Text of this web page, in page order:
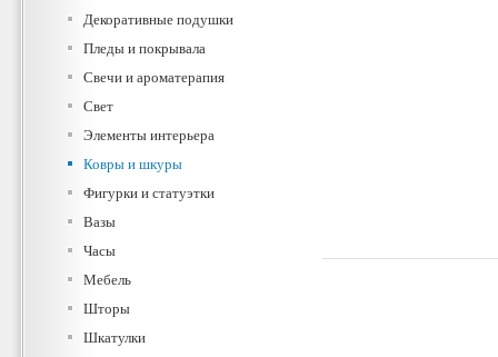
Декоративные подушки
Пледы и покрывала
Свечи и ароматерапия
Свет
Элементы интерьера
Ковры и шкуры
Фигурки и статуэтки
Вазы
Часы
Мебель
Шторы
Шкатулки